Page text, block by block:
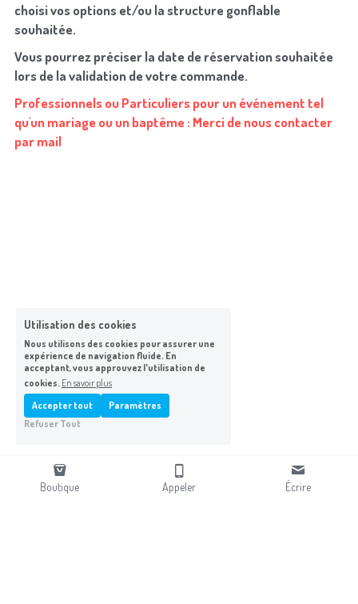
choisi vos options et/ou la structure gonflable
souhaitée.
Vous pourrez préciser la date de réservation souhaitée
lors de la validation de votre commande.
Professionnels ou Particuliers pour un événement tel
qu'un mariage ou un baptême : Merci de nous contacter
par mail
Boutique Appeler Écrire
Utilisation des cookies
Nous utilisons des cookies pour assurer une
expérience de navigation fluide. En
acceptant, vous approuvez l'utilisation de
cookies. En savoir plus
Accepter tout
Paramètres
Refuser Tout